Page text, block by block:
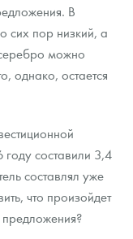
В
сих пор низкий, а
можно
однако, остается
составили 3,4
составлял уже
что произойдет